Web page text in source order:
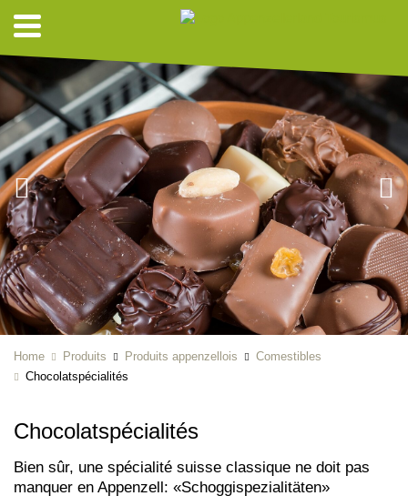
Home Produits Produits appenzellois
Comestibles
Chocolatspécialités
Chocolatspécialités
Bien sûr, une spécialité suisse classique ne doit pas
manquer en Appenzell: «Schoggispezialitäten»